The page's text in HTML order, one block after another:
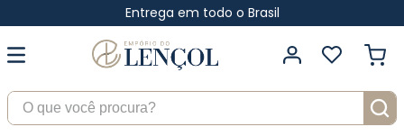
Entrega em todo o Brasil
O que você procura?